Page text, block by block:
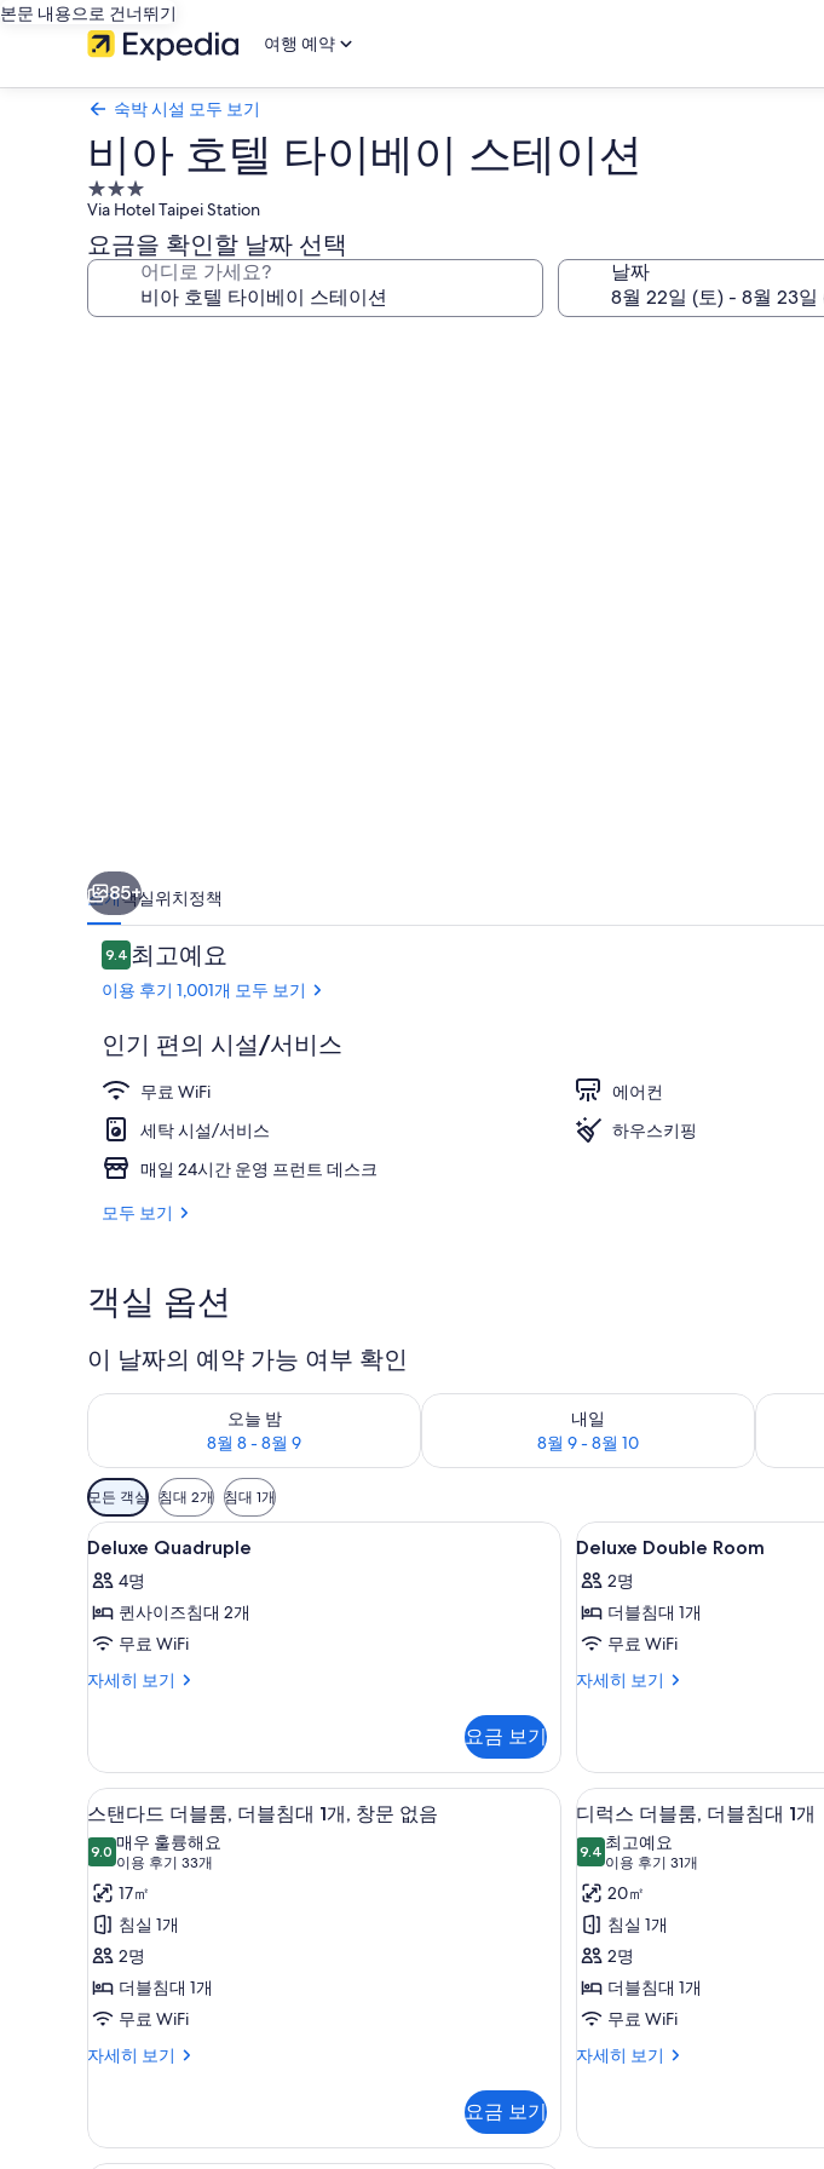
본문 내용으로 건너뛰기
여행 예약
숙박 시설 모두 보기
비아 호텔 타이베이 스테이션
3.0
성
급
숙
시
Via Hotel Taipei Station
요금을 확인할 날짜 선택
어디로 가세요? 날짜
진
갤
러
리
85+
소개객실위치정책
이
용
후
9.410점 만점 중 9.4점.
최고예요
이용 후기 1,001개 모두 보기
인기 편의 시설/서비스
무료 WiFi
에어컨
세탁 시설/서비스
하우스키핑
매일 24시간 운영 프런트 데스크
모두 보기
객실 옵션
이 날짜의 예약 가능 여부 확인
오늘 밤
8월 8 - 8월 9
오늘 밤 예약 가능 여부 확인, 8월 8 - 8월 9
내일
8월 9 - 8월 10
내일 예약 가능 여부 확인, 8월 9 - 8월 10이번 주
객
실
에
사
용
가
능
한
모든 객실 침대 2개 침대 1개
Deluxe
Quadruple
사
진
모
두
객실 내 금고, 다리미/다리미판, 무료 WiFi, 침대 시트
20
Deluxe Quadruple
4명
퀸사이즈침대 2개
무료 WiFi
자세히 보기
Deluxe
히
보
기
요금 보기
Deluxe
Double
Room
사
진
모
기
8
Deluxe Double Room
2명
더블침대 1개
무료 WiFi
자세히 보기
Deluxe
세
히
보
기
스
탠
다
드
더
블
룸,
더
블
1
스탠다드 더블룸, 더블침대 1개, 창문 없음 | 객실 내 금고, 다리미/다리미
15
스탠다드 더블룸, 더블침대 1개, 창문 없음
9.09.0점 만점 중 10점
매우 훌륭해요
이용 후기 33개
(이
용
후
기
33
개)
17㎡
침실 1개
2명
더블침대 1개
무료 WiFi
자세히 보기
스
더
블
요금 보기
디
럭
스
더
블
룸,
더
블
침
개
11
디럭스 더블룸, 더블침대 1개
9.49.4점 만점 중 10점
최고예요
이용 후기 31개
(이
용
후
기
31
개)
20㎡
침실 1개
2명
더블침대 1개
무료 WiFi
자세히 보기
디
블